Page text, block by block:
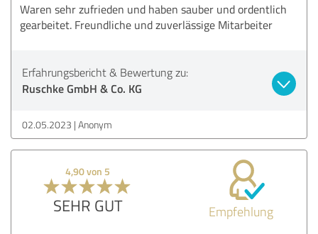
Waren sehr zufrieden und haben sauber und ordentlich
gearbeitet. Freundliche und zuverlässige Mitarbeiter
Erfahrungsbericht & Bewertung zu:
Ruschke GmbH & Co. KG
02.05.2023 Anonym
4,90 von 5
SEHR GUT Empfehlung